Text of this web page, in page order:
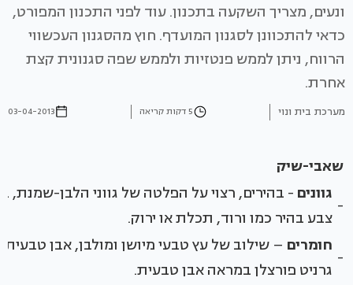
ונעים, מצריך השקעה בתכנון. עוד לפני התכנון המפורט,
כדאי להתכוונן לסגנון המועדף. חוץ מהסגנון העכשווי
הרווח, ניתן לממש פנטזיות ולממש שפה סגנונית קצת
אחרת.
מערכת בית ונוי 5 דקות קריאה 03-04-2013
שאבי-שיק
-
גוונים - בהירים, רצוי על הפלטה של גווני הלבן-שמנת,
צבע בהיר כמו ורוד, תכלת או ירוק.
-
חומרים – שילוב של עץ טבעי מיושן ומולבן, אבן טבעית
גרניט פורצלן במראה אבן טבעית.